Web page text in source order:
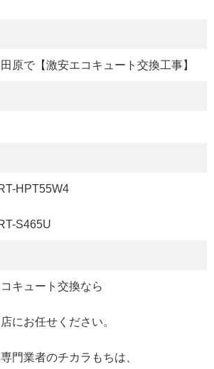
原で【激安エコキュート交換工事】
HPT55W4
S465U
キュート交換なら
にお任せください。
門業者のチカラもちは、